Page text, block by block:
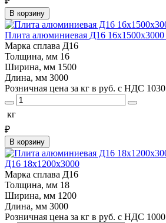
В корзину
Плита алюминиевая Д16
Марка сплава Д16
Толщина, мм 16
Ширина, мм 1500
Длина, мм 3000
Розничная цена за кг в руб. с НДС 1030
кг
₽
В корзину
Д16 18х1200х3000
Марка сплава Д16
Толщина, мм 18
Ширина, мм 1200
Длина, мм 3000
Розничная цена за кг в руб. с НДС 1000